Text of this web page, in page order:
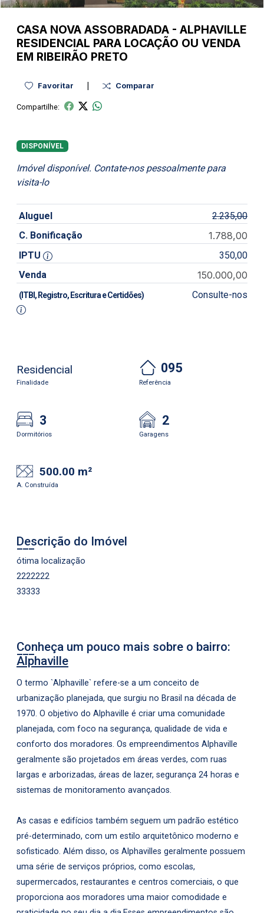
CASA NOVA ASSOBRADADA - ALPHAVILLE
RESIDENCIAL PARA LOCAÇÃO OU VENDA
EM RIBEIRÃO PRETO
Favoritar | Comparar
Compartilhe:
DISPONÍVEL
Imóvel disponível. Contate-nos pessoalmente para
visita-lo
Aluguel
2.235,00
C. Bonificação
1.788,00
IPTU
350,00
Venda
150.000,00
(ITBI, Registro, Escritura e Certidões) Consulte-nos
Residencial
Finalidade
095
Referência
3
Dormitórios
2
Garagens
500.00 m²
A. Construída
Descrição do Imóvel
ótima localização
2222222
33333
Conheça um pouco mais sobre o bairro:
Alphaville
O termo `Alphaville` refere-se a um conceito de
urbanização planejada, que surgiu no Brasil na década de
1970. O objetivo do Alphaville é criar uma comunidade
planejada, com foco na segurança, qualidade de vida e
conforto dos moradores. Os empreendimentos Alphaville
geralmente são projetados em áreas verdes, com ruas
largas e arborizadas, áreas de lazer, segurança 24 horas e
sistemas de monitoramento avançados.
As casas e edifícios também seguem um padrão estético
pré-determinado, com um estilo arquitetônico moderno e
sofisticado. Além disso, os Alphavilles geralmente possuem
uma série de serviços próprios, como escolas,
supermercados, restaurantes e centros comerciais, o que
proporciona aos moradores uma maior comodidade e